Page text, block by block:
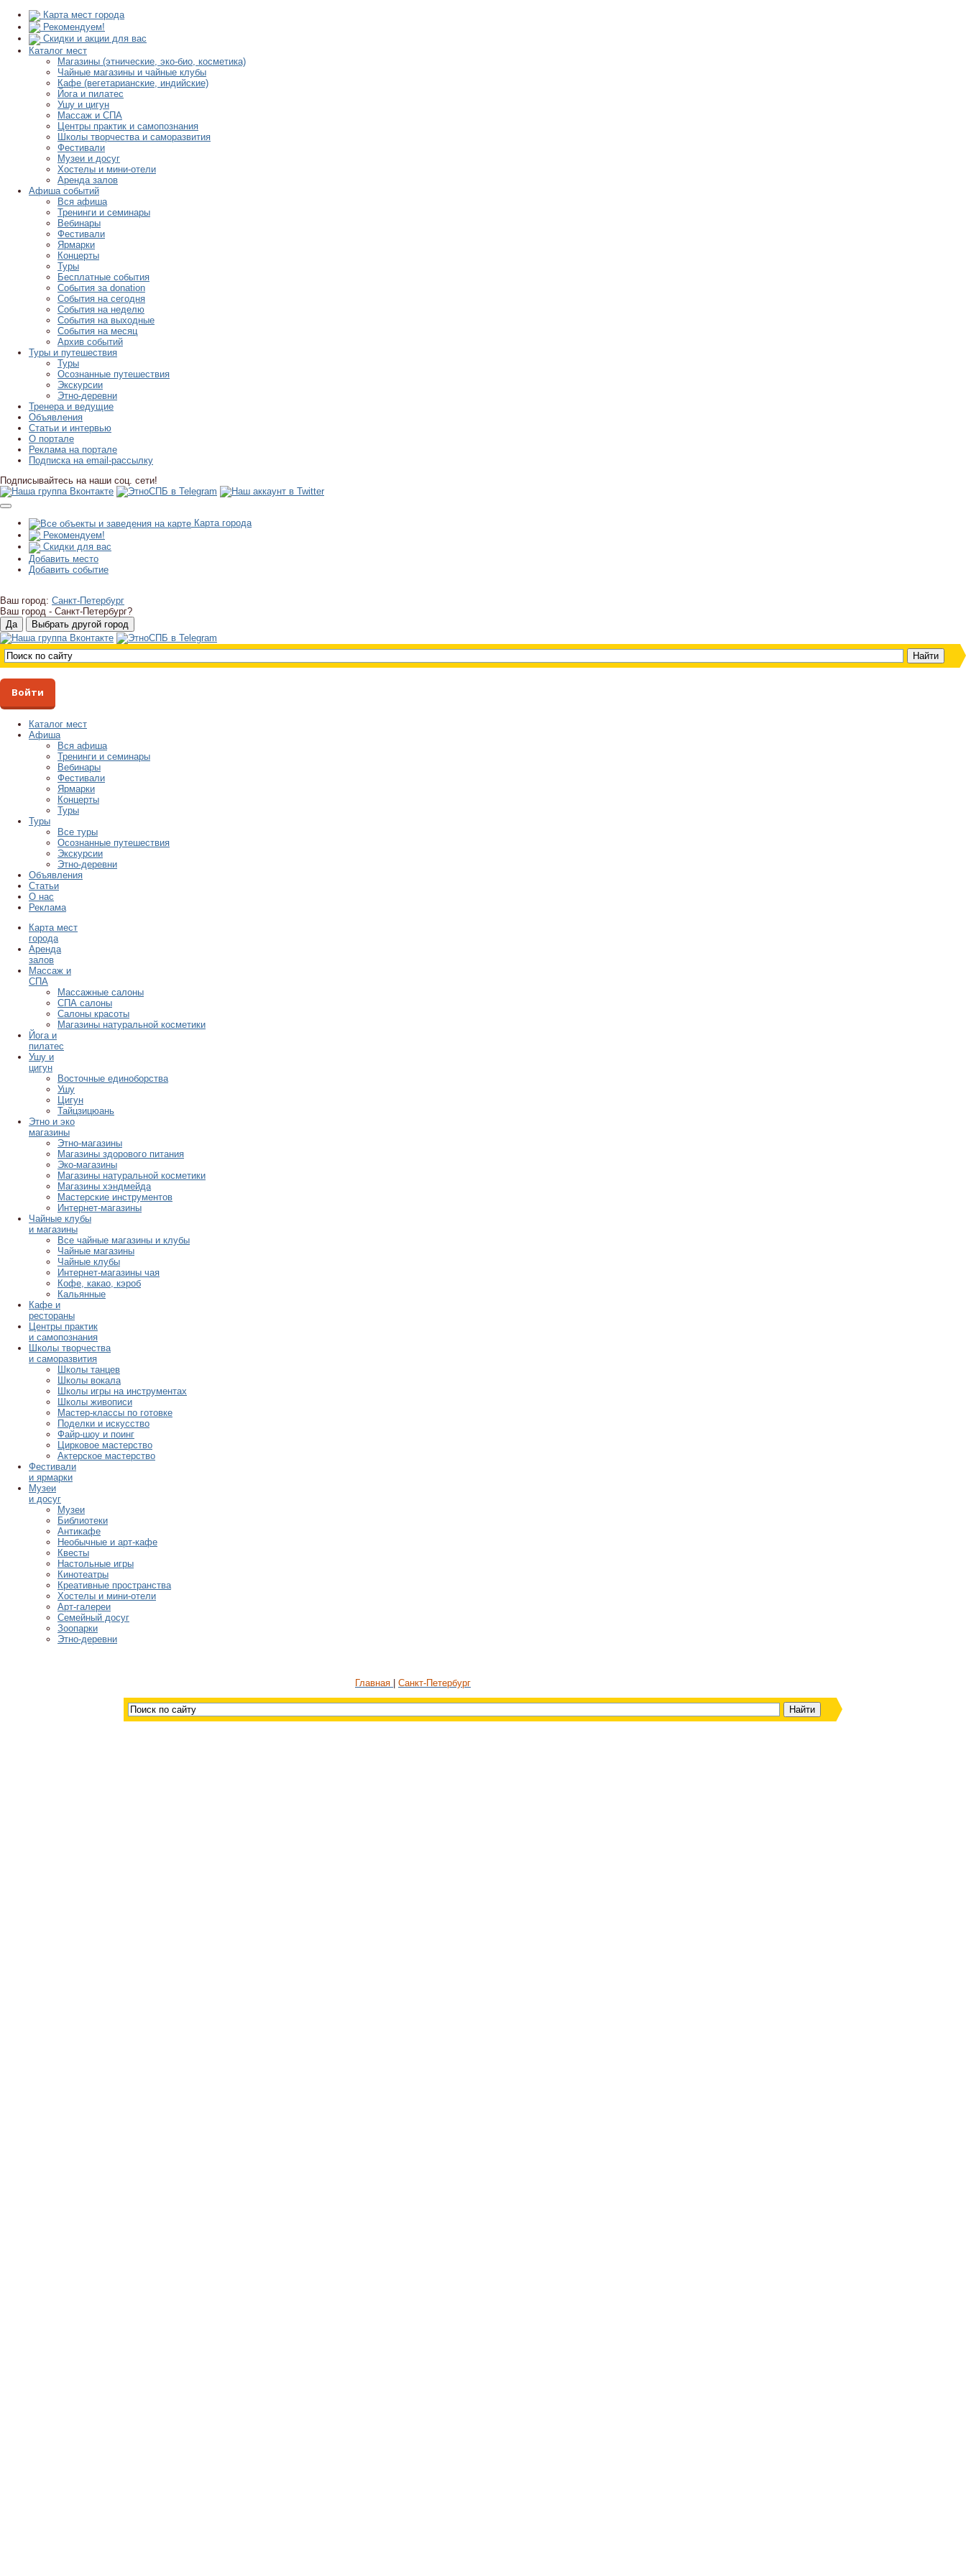
Карта мест города
Рекомендуем!
Скидки и акции для вас
Каталог мест
Магазины (этнические, эко-био, косметика)
Чайные магазины и чайные клубы
Кафе (вегетарианские, индийские)
Йога и пилатес
Ушу и цигун
Массаж и СПА
Центры практик и самопознания
Школы творчества и саморазвития
Фестивали
Музеи и досуг
Хостелы и мини-отели
Аренда залов
Афиша событий
Вся афиша
Тренинги и семинары
Вебинары
Фестивали
Ярмарки
Концерты
Туры
Бесплатные события
События за donation
События на сегодня
События на неделю
События на выходные
События на месяц
Архив событий
Туры и путешествия
Туры
Осознанные путешествия
Экскурсии
Этно-деревни
Тренера и ведущие
Объявления
Статьи и интервью
О портале
Реклама на портале
Подписка на email-рассылку
Подписывайтесь на наши соц. сети!
Карта города
Рекомендуем!
Скидки для вас
Добавить место
Добавить событие
Ваш город: Санкт-Петербург
Ваш город - Санкт-Петербург?
Войти
Каталог мест
Афиша
Вся афиша
Тренинги и семинары
Вебинары
Фестивали
Ярмарки
Концерты
Туры
Туры
Все туры
Осознанные путешествия
Экскурсии
Этно-деревни
Объявления
Статьи
О нас
Реклама
Карта мест
города
Аренда
залов
Массаж и
СПА
Массажные салоны
СПА салоны
Салоны красоты
Магазины натуральной косметики
Йога и
пилатес
Ушу и
цигун
Восточные единоборства
Ушу
Цигун
Тайцзицюань
Этно и эко
магазины
Этно-магазины
Магазины здорового питания
Эко-магазины
Магазины натуральной косметики
Магазины хэндмейда
Мастерские инструментов
Интернет-магазины
Чайные клубы
и магазины
Все чайные магазины и клубы
Чайные магазины
Чайные клубы
Интернет-магазины чая
Кофе, какао, кэроб
Кальянные
Кафе и
рестораны
Центры практик
и самопознания
Школы творчества
и саморазвития
Школы танцев
Школы вокала
Школы игры на инструментах
Школы живописи
Мастер-классы по готовке
Поделки и искусство
Файр-шоу и поинг
Цирковое мастерство
Актерское мастерство
Фестивали
и ярмарки
Музеи
и досуг
Музеи
Библиотеки
Антикафе
Необычные и арт-кафе
Квесты
Настольные игры
Кинотеатры
Креативные пространства
Хостелы и мини-отели
Арт-галереи
Семейный досуг
Зоопарки
Этно-деревни
Главная Санкт-Петербург